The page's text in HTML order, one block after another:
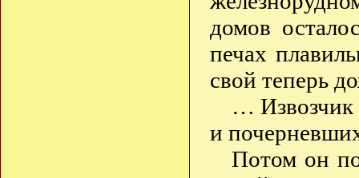
домов
печах
свой теперь
… Извозчик
и
Потом он